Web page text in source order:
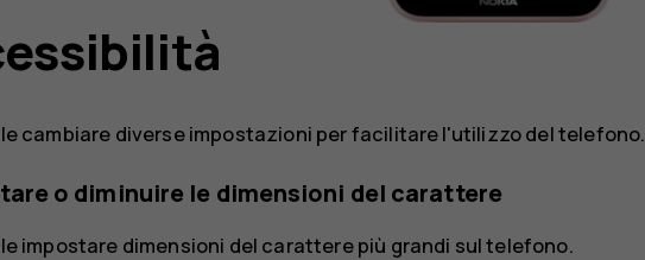
cambiare diverse impostazioni per facilitare l'utilizzo del telefono.
o diminuire le dimensioni del carattere
impostare dimensioni del carattere più grandi sul telefono.